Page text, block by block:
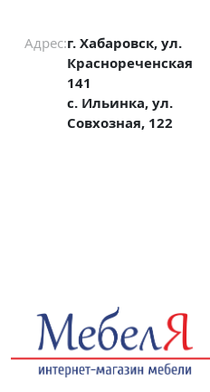
Адрес:г. Хабаровск, ул.
Краснореченская
141
с. Ильинка, ул.
Совхозная, 122